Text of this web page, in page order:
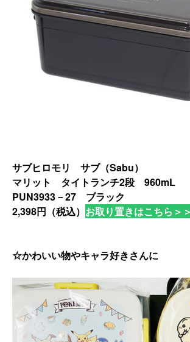
サブヒロモリ サブ（Sabu）
マリット タイトランチ2段 960mL
PUN3933－27 ブラック
2,398円（税込） お取り置きはこちら＞＞
☆かわいい物やキャラ好きさんに